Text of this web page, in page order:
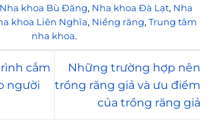
Nha khoa Bù Đăng, Nha khoa Đà Lạt, Nha
khoa Liên Nghĩa, Niềng răng, Trung tâm
nha khoa.
cắm
người
Những trường hợp nên
trồng răng giả và ưu điểm
của trồng răng giả